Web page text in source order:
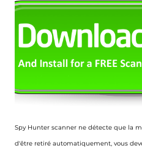
Spy Hunter scanner ne détecte que la
d'être retiré automatiquement, vous